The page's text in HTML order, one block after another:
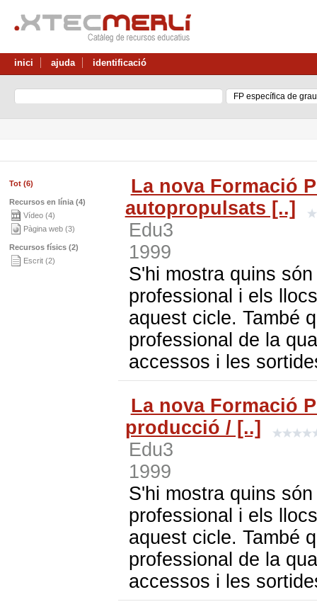
inici ajuda identificació
Tot (6)
Recursos en línia (4)
Vídeo (4)
Pàgina web (3)
Recursos físics (2)
Escrit (2)
La nova Formació
autopropulsats [..]
Edu3
1999
S'hi mostra quins
professional i els
aquest cicle. També
professional de la
accessos i les
La nova Formació
producció / [..]
Edu3
1999
S'hi mostra quins
professional i els
aquest cicle. També
professional de la
accessos i les